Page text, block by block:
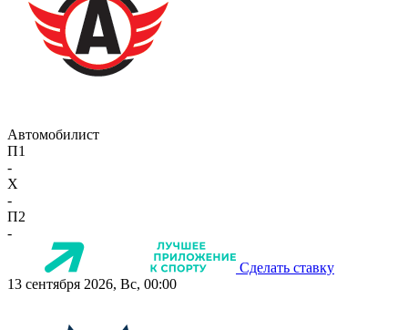
Автомобилист
П1
-
X
-
П2
-
Сделать ставку
13 сентября 2026, Вс, 00:00